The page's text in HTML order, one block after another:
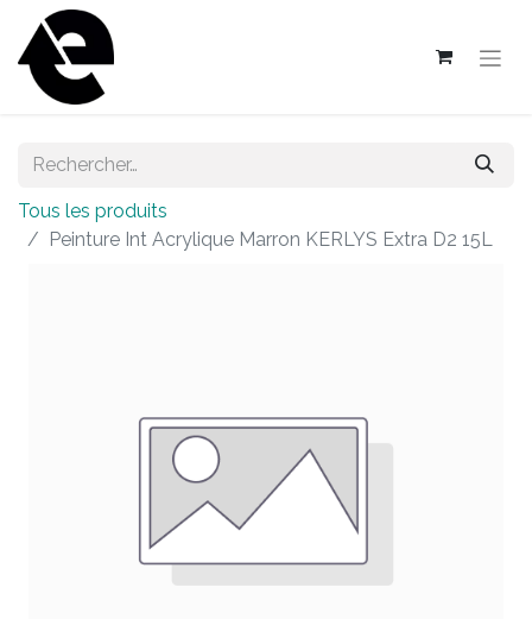
Tous les produits
Peinture Int Acrylique Marron KERLYS Extra D2 15L